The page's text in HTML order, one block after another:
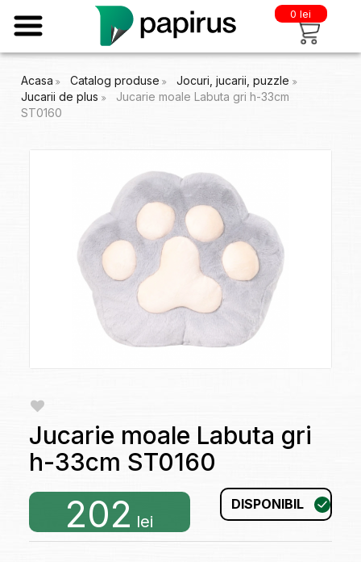
0 lei
Acasa Catalog produse
Jocuri, jucarii, puzzle
Jucarii de plus
Jucarie moale Labuta gri h-33cm
ST0160
Jucarie moale Labuta gri
h-33cm ST0160
202 lei
DISPONIBIL